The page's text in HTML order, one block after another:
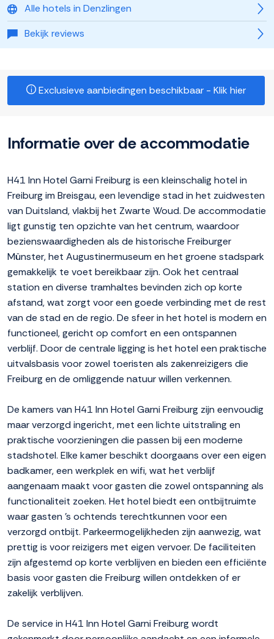
Alle hotels in Denzlingen
Bekijk reviews
Exclusieve aanbiedingen beschikbaar - Klik hier
Informatie over de accommodatie
H41 Inn Hotel Garni Freiburg is een kleinschalig hotel in
Freiburg im Breisgau, een levendige stad in het zuidwesten
van Duitsland, vlakbij het Zwarte Woud. De accommodatie
ligt gunstig ten opzichte van het centrum, waardoor
bezienswaardigheden als de historische Freiburger
Münster, het Augustinermuseum en het groene stadspark
gemakkelijk te voet bereikbaar zijn. Ook het centraal
station en diverse tramhaltes bevinden zich op korte
afstand, wat zorgt voor een goede verbinding met de rest
van de stad en de regio. De sfeer in het hotel is modern en
functioneel, gericht op comfort en een ontspannen
verblijf. Door de centrale ligging is het hotel een praktische
uitvalsbasis voor zowel toeristen als zakenreizigers die
Freiburg en de omliggende natuur willen verkennen.
De kamers van H41 Inn Hotel Garni Freiburg zijn eenvoudig
maar verzorgd ingericht, met een lichte uitstraling en
praktische voorzieningen die passen bij een moderne
stadshotel. Elke kamer beschikt doorgaans over een eigen
badkamer, een werkplek en wifi, wat het verblijf
aangenaam maakt voor gasten die zowel ontspanning als
functionaliteit zoeken. Het hotel biedt een ontbijtruimte
waar gasten 's ochtends terechtkunnen voor een
verzorgd ontbijt. Parkeermogelijkheden zijn aanwezig, wat
prettig is voor reizigers met eigen vervoer. De faciliteiten
zijn afgestemd op korte verblijven en bieden een efficiënte
basis voor gasten die Freiburg willen ontdekken of er
zakelijk verblijven.
De service in H41 Inn Hotel Garni Freiburg wordt